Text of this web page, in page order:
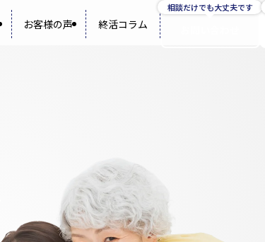
お客様の声 終活コラム
相談だけでも大丈夫です